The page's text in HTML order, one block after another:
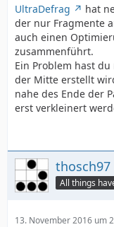
UltraDefrag
hat
der nur Fragmente
auch einen
zusammenführt.
Ein Problem hast
der Mitte erstellt
nahe des Ende der
erst verkleinert
thosch97
13. November 2016 um